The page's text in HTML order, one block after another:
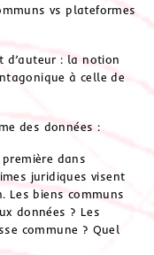
vs plateformes
d’auteur : la notion
à celle de
des données :
dans
juridiques visent
Les biens communs
données ? Les
commune ? Quel